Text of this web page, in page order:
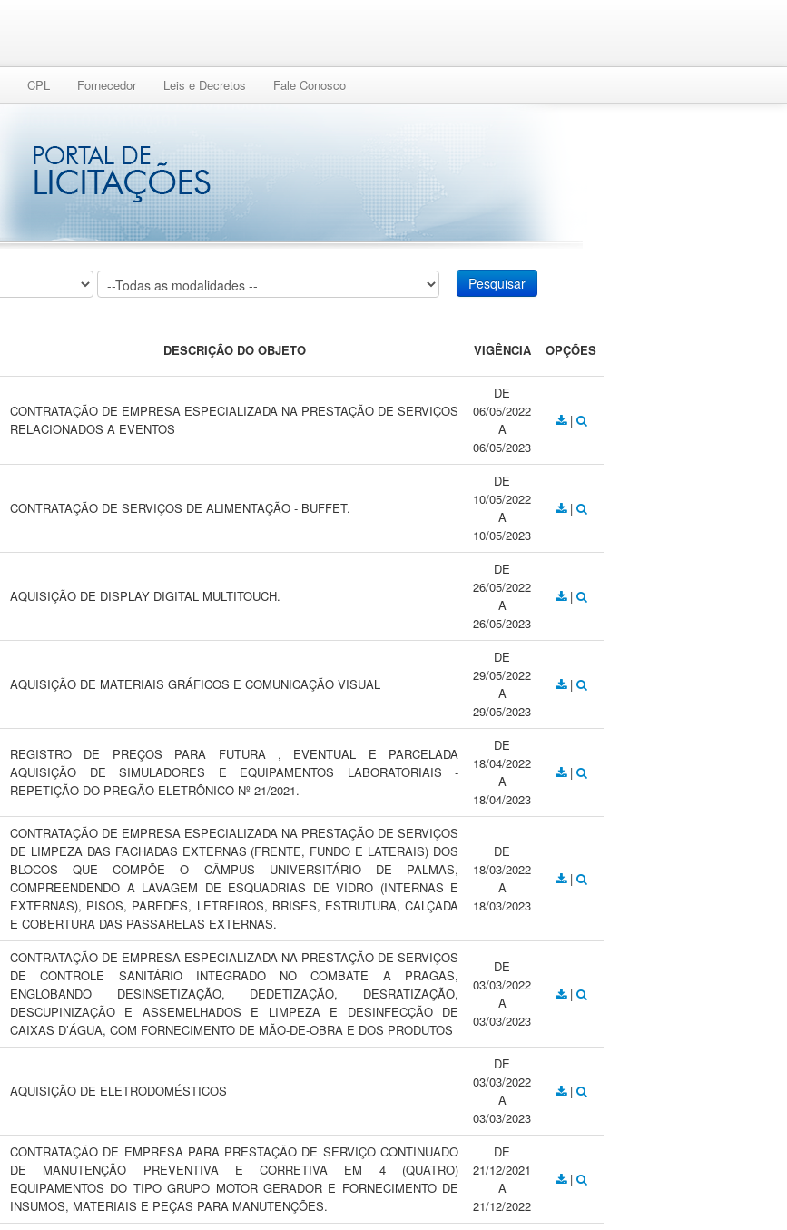
CPL Fornecedor Leis e Decretos Fale Conosco
Pesquisar
DESCRIÇÃO DO OBJETO VIGÊNCIA OPÇÕES
CONTRATAÇÃO DE EMPRESA ESPECIALIZADA NA PRESTAÇÃO DE SERVIÇOS
RELACIONADOS A EVENTOS
DE
06/05/2022
A
06/05/2023
|
CONTRATAÇÃO DE SERVIÇOS DE ALIMENTAÇÃO - BUFFET.
DE
10/05/2022
A
10/05/2023
|
AQUISIÇÃO DE DISPLAY DIGITAL MULTITOUCH.
DE
26/05/2022
A
26/05/2023
|
AQUISIÇÃO DE MATERIAIS GRÁFICOS E COMUNICAÇÃO VISUAL
DE
29/05/2022
A
29/05/2023
|
REGISTRO DE PREÇOS PARA FUTURA , EVENTUAL E PARCELADA
AQUISIÇÃO DE SIMULADORES E EQUIPAMENTOS LABORATORIAIS -
REPETIÇÃO DO PREGÃO ELETRÔNICO Nº 21/2021.
DE
18/04/2022
A
18/04/2023
|
CONTRATAÇÃO DE EMPRESA ESPECIALIZADA NA PRESTAÇÃO DE SERVIÇOS
DE LIMPEZA DAS FACHADAS EXTERNAS (FRENTE, FUNDO E LATERAIS) DOS
BLOCOS QUE COMPÕE O CÂMPUS UNIVERSITÁRIO DE PALMAS,
COMPREENDENDO A LAVAGEM DE ESQUADRIAS DE VIDRO (INTERNAS E
EXTERNAS), PISOS, PAREDES, LETREIROS, BRISES, ESTRUTURA, CALÇADA
E COBERTURA DAS PASSARELAS EXTERNAS.
DE
18/03/2022
A
18/03/2023
|
CONTRATAÇÃO DE EMPRESA ESPECIALIZADA NA PRESTAÇÃO DE SERVIÇOS
DE CONTROLE SANITÁRIO INTEGRADO NO COMBATE A PRAGAS,
ENGLOBANDO DESINSETIZAÇÃO, DEDETIZAÇÃO, DESRATIZAÇÃO,
DESCUPINIZAÇÃO E ASSEMELHADOS E LIMPEZA E DESINFECÇÃO DE
CAIXAS D’ÁGUA, COM FORNECIMENTO DE MÃO-DE-OBRA E DOS PRODUTOS
DE
03/03/2022
A
03/03/2023
|
AQUISIÇÃO DE ELETRODOMÉSTICOS
DE
03/03/2022
A
03/03/2023
|
CONTRATAÇÃO DE EMPRESA PARA PRESTAÇÃO DE SERVIÇO CONTINUADO
DE MANUTENÇÃO PREVENTIVA E CORRETIVA EM 4 (QUATRO)
EQUIPAMENTOS DO TIPO GRUPO MOTOR GERADOR E FORNECIMENTO DE
INSUMOS, MATERIAIS E PEÇAS PARA MANUTENÇÕES.
DE
21/12/2021
A
21/12/2022
|